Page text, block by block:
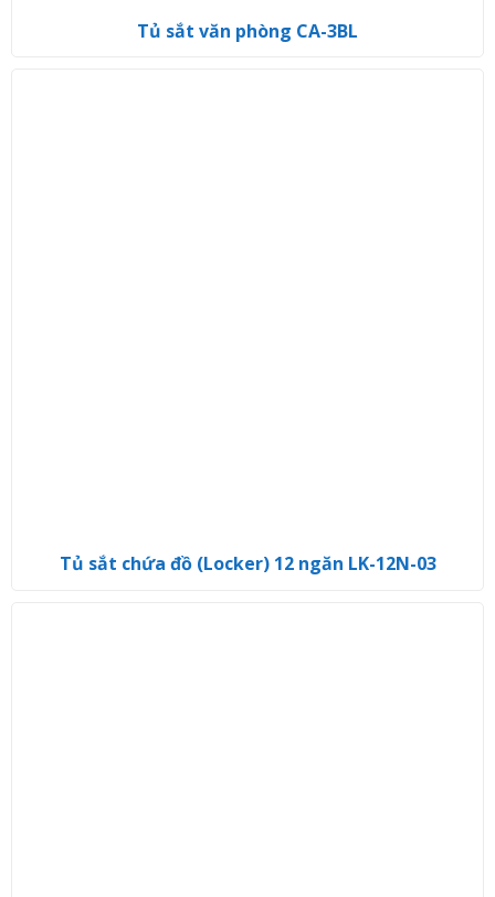
Tủ sắt văn phòng CA-3BL
Tủ sắt chứa đồ (Locker) 12 ngăn LK-12N-03